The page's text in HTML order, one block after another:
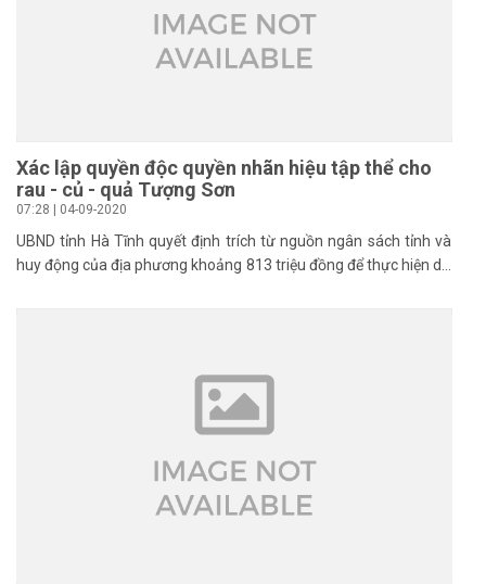
Xác lập quyền độc quyền nhãn hiệu tập thể cho
rau - củ - quả Tượng Sơn
07:28 | 04-09-2020
UBND tỉnh Hà Tĩnh quyết định trích từ nguồn ngân sách tỉnh và
huy động của địa phương khoảng 813 triệu đồng để thực hiện dự
dùng cho sản phẩm rau, củ, quả của xã Tượng Sơn, huyện